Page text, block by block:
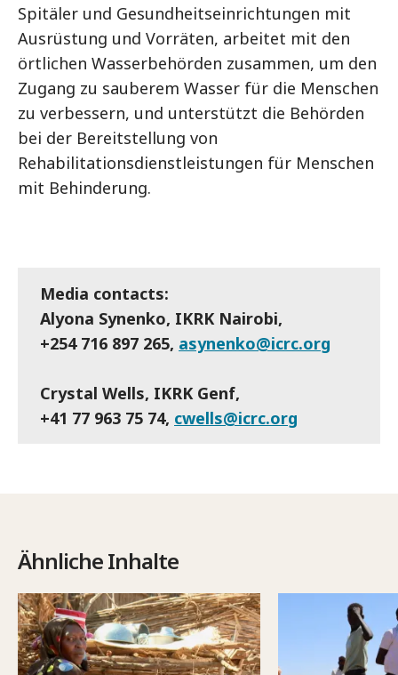
Spitäler und Gesundheitseinrichtungen mit
Ausrüstung und Vorräten, arbeitet mit den
örtlichen Wasserbehörden zusammen, um den
Zugang zu sauberem Wasser für die Menschen
zu verbessern, und unterstützt die Behörden
bei der Bereitstellung von
Rehabilitationsdienstleistungen für Menschen
mit Behinderung.
Media contacts:
Alyona Synenko, IKRK Nairobi,
+254 716 897 265, asynenko@icrc.org
Crystal Wells, IKRK Genf,
+41 77 963 75 74, cwells@icrc.org
Ähnliche Inhalte